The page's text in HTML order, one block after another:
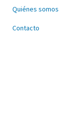
Quiénes somos
Contacto